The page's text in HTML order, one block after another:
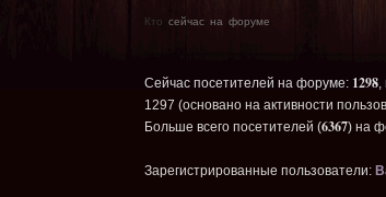
Кто сейчас на форуме
Сейчас посетителей на форуме: 1298,
1297 (основано на активности
Больше всего посетителей (6367) на
Зарегистрированные пользователи: